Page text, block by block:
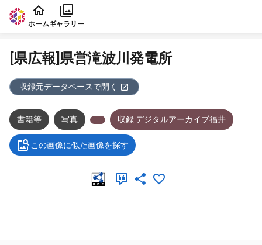
本文に飛ぶ
ホームギャラリー
[県広報]県営滝波川発電所
収録元データベースで開く
書籍等 写真 収録:デジタルアーカイブ福井
この画像に似た画像を探す